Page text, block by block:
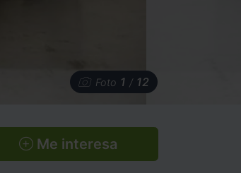
Foto 1 / 12
Me interesa